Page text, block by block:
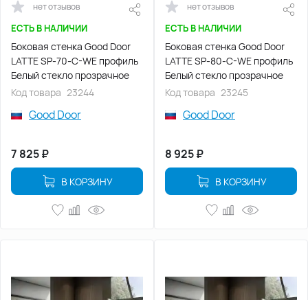
нет отзывов
ЕСТЬ В НАЛИЧИИ
Боковая стенка Good Door
LATTE SP-70-C-WE профиль
Белый стекло прозрачное
Код товара 23244
Good Door
7 825₽
В КОРЗИНУ
нет отзывов
ЕСТЬ В НАЛИЧИИ
Боковая стенка Good Door
LATTE SP-80-C-WE профиль
Белый стекло прозрачное
Код товара 23245
Good Door
8 925₽
В КОРЗИНУ